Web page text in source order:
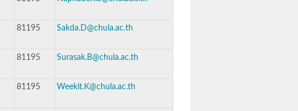
81195 Sakda.D@chula.ac.th
81195 Surasak.B@chula.ac.th
81195 Weekit.K@chula.ac.th